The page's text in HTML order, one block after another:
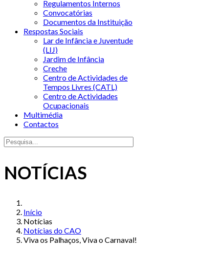
Regulamentos Internos
Convocatórias
Documentos da Instituição
Respostas Sociais
Lar de Infância e Juventude
(LIJ)
Jardim de Infância
Creche
Centro de Actividades de
Tempos Livres (CATL)
Centro de Actividades
Ocupacionais
Multimédia
Contactos
NOTÍCIAS
Início
Notícias
Notícias do CAO
Viva os Palhaços, Viva o Carnaval!